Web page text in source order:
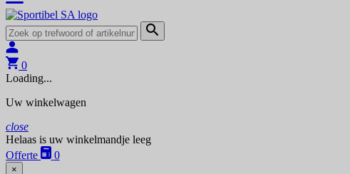
0
Loading...
Uw winkelwagen
close
Helaas is uw winkelmandje leeg
Offerte
0
×